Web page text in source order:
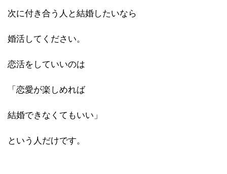
次に付き合う人と結婚したいなら
婚活してください。
恋活をしていいのは
「恋愛が楽しめれば
結婚できなくてもいい」
という人だけです。